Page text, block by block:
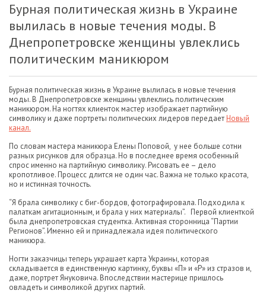
Бурная политическая жизнь в Украине
вылилась в новые течения моды. В
Днепропетровске женщины увлеклись
политическим маникюром
Бурная политическая жизнь в Украине вылилась в новые течения
моды. В Днепропетровске женщины увлеклись политическим
маникюром. На ногтях клиенток мастер изображает партийную
символику и даже портреты политических лидеров передаетНовый
канал.
По словам мастера маникюра Елены Поповой, у нее больше сотни
разных рисунков для образца. Но в последнее время особенный
спрос именно на партийную символику. Рисовать ее – дело
кропотливое. Процесс длится не один час. Важна не только красота,
но и истинная точность.
“Я брала символику с биг-бордов, фотографировала. Подходила к
палаткам агитационным, и брала у них материалы”. Первой клиенткой
была днепропетровская студентка. Активная сторонница “Партии
Регионов”. Именно ей и принадлежала идея политического
маникюра.
Ногти заказчицы теперь украшает карта Украины, которая
складывается в единственную картинку, буквы «П» и «Р» из стразов и,
даже, портрет Януковича. Впоследствии мастерице пришлось
овладеть и символикой других партий.